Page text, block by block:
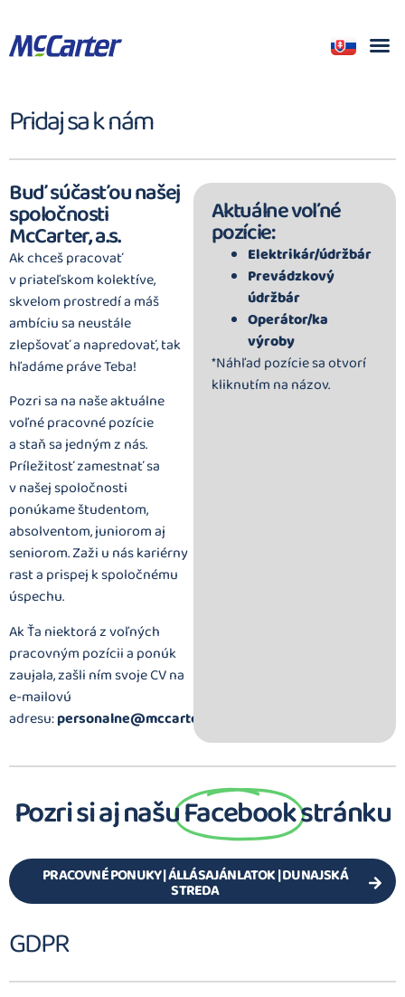
Pridaj sa k nám
Buď súčasťou našej
spoločnosti
McCarter, a.s.
Ak chceš pracovať
v priateľskom kolektíve,
skvelom prostredí a máš
ambíciu sa neustále
zlepšovať a napredovať, tak
hľadáme práve Teba!
Pozri sa na naše aktuálne
voľné pracovné pozície
a staň sa jedným z nás.
Príležitosť zamestnať sa
v našej spoločnosti
ponúkame študentom,
absolventom, juniorom aj
seniorom. Zaži u nás kariérny
rast a prispej k spoločnému
úspechu.
Ak Ťa niektorá z voľných
pracovným pozícii a ponúk
zaujala, zašli ním svoje CV na
e-mailovú
adresu:personalne@mccarter.sk
Aktuálne voľné
pozície:
Elektrikár/údržbár
Prevádzkový
údržbár
Operátor/ka
výroby
*Náhľad pozície sa otvorí
kliknutím na názov.
Pozri si aj našuFacebookstránku
PRACOVNÉ PONUKY | ÁLLÁSAJÁNLATOK | DUNAJSKÁ
STREDA
GDPR